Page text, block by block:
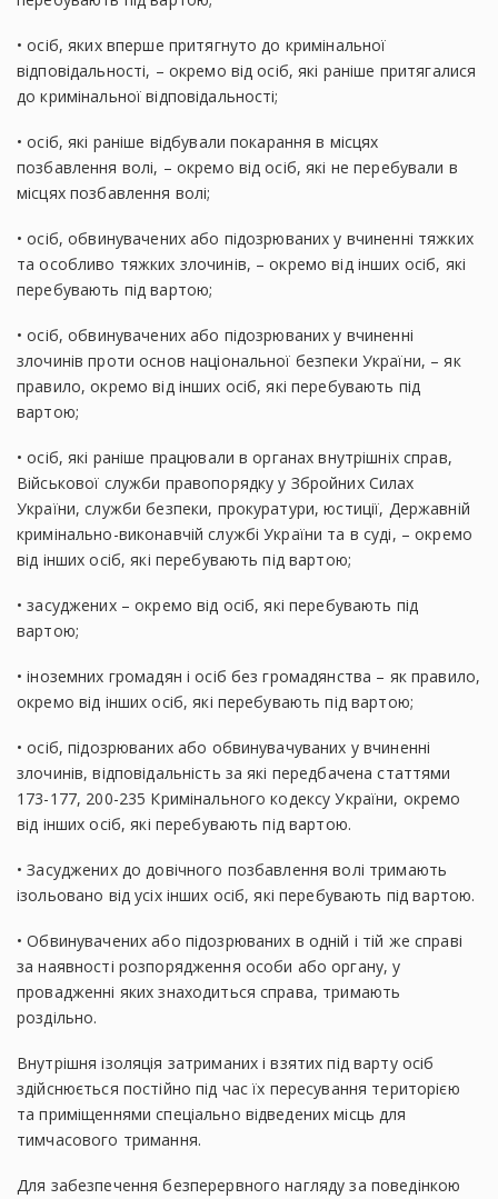
• осіб, яких вперше притягнуто до кримінальної
відповідальності, – окремо від осіб, які раніше притягалися
до кримінальної відповідальності;
• осіб, які раніше відбували покарання в місцях
позбавлення волі, – окремо від осіб, які не перебували в
місцях позбавлення волі;
• осіб, обвинувачених або підозрюваних у вчиненні тяжких
та особливо тяжких злочинів, – окремо від інших осіб, які
перебувають під вартою;
• осіб, обвинувачених або підозрюваних у вчиненні
злочинів проти основ національної безпеки України, – як
правило, окремо від інших осіб, які перебувають під
вартою;
• осіб, які раніше працювали в органах внутрішніх справ,
Військової служби правопорядку у Збройних Силах
України, служби безпеки, прокуратури, юстиції, Державній
кримінально-виконавчій службі України та в суді, – окремо
від інших осіб, які перебувають під вартою;
• засуджених – окремо від осіб, які перебувають під
вартою;
• іноземних громадян і осіб без громадянства – як правило,
окремо від інших осіб, які перебувають під вартою;
• осіб, підозрюваних або обвинувачуваних у вчиненні
злочинів, відповідальність за які передбачена статтями
173-177, 200-235 Кримінального кодексу України, окремо
від інших осіб, які перебувають під вартою.
• Засуджених до довічного позбавлення волі тримають
ізольовано від усіх інших осіб, які перебувають під вартою.
• Обвинувачених або підозрюваних в одній і тій же справі
за наявності розпорядження особи або органу, у
провадженні яких знаходиться справа, тримають
роздільно.
Внутрішня ізоляція затриманих і взятих під варту осіб
здійснюється постійно під час їх пересування територією
та приміщеннями спеціально відведених місць для
тимчасового тримання.
Для забезпечення безперервного нагляду за поведінкою